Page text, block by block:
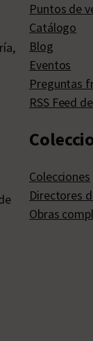
Puntos de
Catálogo
Blog
Eventos
Preguntas
RSS Feed
Colecciones
Directores
Obras